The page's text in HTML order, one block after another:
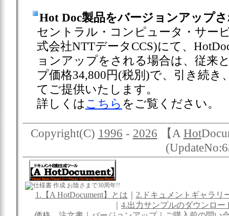
Hot Doc製品をバージョンアップ
セントラル・コンピュータ・サー
式会社NTTデータCCS)にて、
ョンアップをされる場合は、従来
プ価格34,800円(税別)で、引き続き
てご提供いたします。
詳しくはこちら をご覧ください。
Copyright(C) 1996 - 2026 【A Hot
お陰さまで30周年!!
1.【A HotDocument】とは ｜ 2.ドキュメントギャラリ
｜ 4.出力サンプルのダウンロー